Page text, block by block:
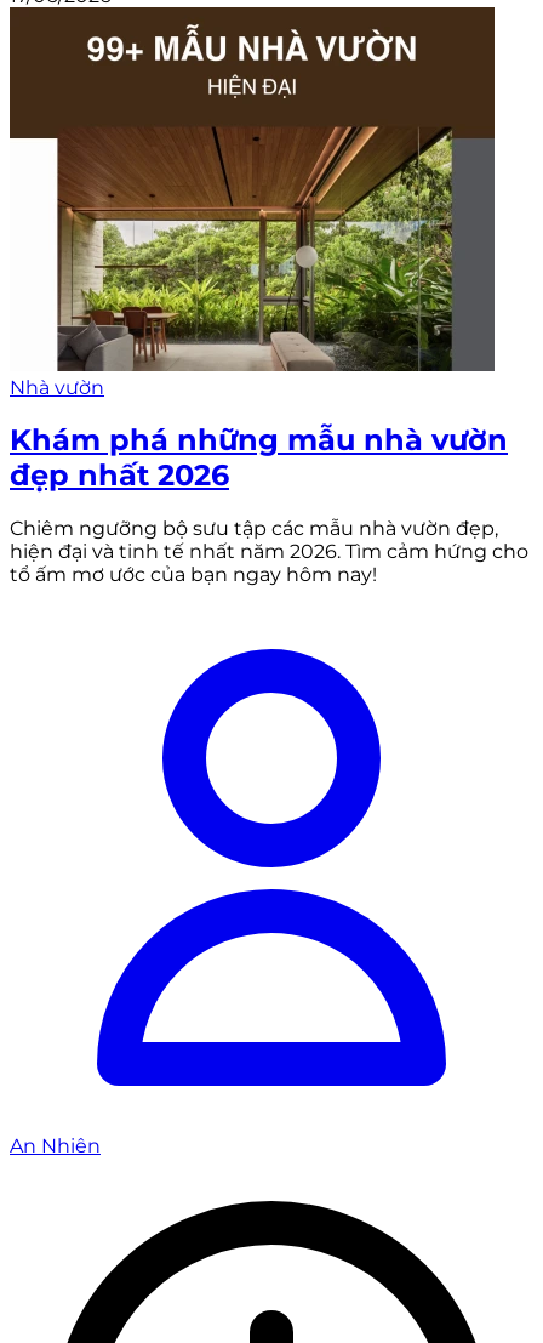
Nhà vườn
Khám phá những mẫu nhà vườn
đẹp nhất 2026
Chiêm ngưỡng bộ sưu tập các mẫu nhà vườn đẹp,
hiện đại và tinh tế nhất năm 2026. Tìm cảm hứng cho
tổ ấm mơ ước của bạn ngay hôm nay!
An Nhiên